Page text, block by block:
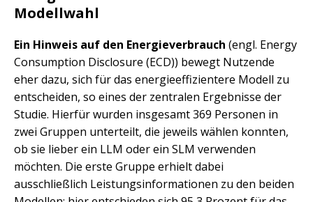
Modellwahl
Ein Hinweis auf den Energieverbrauch (engl. Energy
Consumption Disclosure (ECD)) bewegt Nutzende
eher dazu, sich für das energieeffizientere Modell zu
entscheiden, so eines der zentralen Ergebnisse der
Studie. Hierfür wurden insgesamt 369 Personen in
zwei Gruppen unterteilt, die jeweils wählen konnten,
ob sie lieber ein LLM oder ein SLM verwenden
möchten. Die erste Gruppe erhielt dabei
ausschließlich Leistungsinformationen zu den beiden